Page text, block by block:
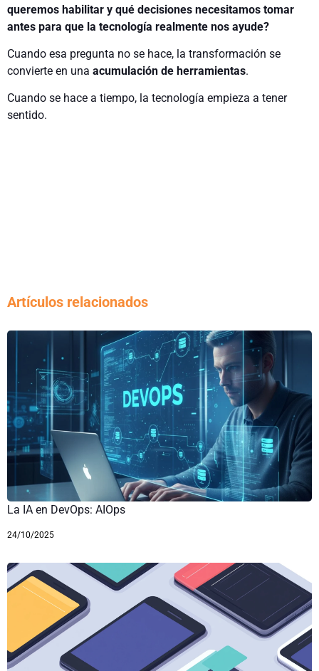
queremos habilitar y qué decisiones necesitamos tomar
antes para que la tecnología realmente nos ayude?
Cuando esa pregunta no se hace, la transformación se
convierte en una acumulación de herramientas.
Cuando se hace a tiempo, la tecnología empieza a tener
sentido.
Artículos relacionados
La IA en DevOps: AIOps
24/10/2025